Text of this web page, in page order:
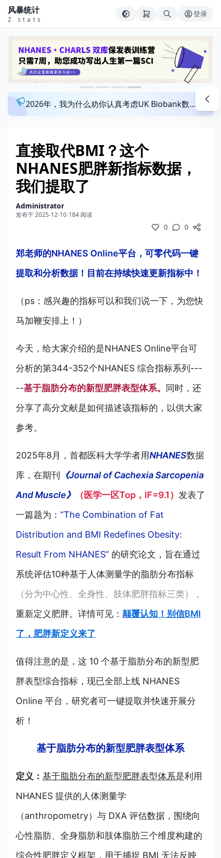
风暴统计
Z stats
登录
2026年，我为什么劝你认真考虑UK Biobank数据库？来看看这个一对一指导发文班
直接取代BMI？这个
NHANES肥胖新指标数据，
我们提取了
Administrator
发布于 2025-12-10/184 阅读
0 0
郑老师的NHANES Online平台，可零代码一键
提取和分析数据！目前在持续快速更新指标中！
（ps：感兴趣的指标可以和我们说一下，为您快
马加鞭安排上！）
今天，给大家介绍的是NHANES Online平台可
分析的第344-352个NHANES 综合指标系列---
--基于脂肪分布的新型肥胖表型体系。
同时，还
分享了高分文献是如何描述该指标的，以供大家
参考。
2025年8月，首都医科大学学者用NHANES数据
库，在期刊
《Journal of Cachexia Sarcopenia
And Muscle》
（医学一区Top，IF=9.1） 发表了
一篇题为： “The Combination of Fat
Distribution and BMI Redefines Obesity:
Result From NHANES” 的研究论文，旨在通过
系统评估10种基于人体测量学的脂肪分布指标
（分为中心性、全身性、肢体肥胖指标三类），
重新定义肥胖。详情可见： 颠覆认知！别信BMI
了，肥胖新定义来了
值得注意的是，这 10 个基于脂肪分布的新型肥
胖表型综合指标，现已全部上线 NHANES
Online 平台，研究者可一键提取并快速开展分
析！
基于脂肪分布的新型肥胖表型体系
定义： 基于脂肪分布的新型肥胖表型体系是利用
NHANES 提供的人体测量学
（anthropometry）与 DXA 评估数据，围绕向
心性脂肪、全身脂肪和肢体脂肪三个维度构建的
综合性肥胖定义框架，用于捕捉 BMI 无法反映